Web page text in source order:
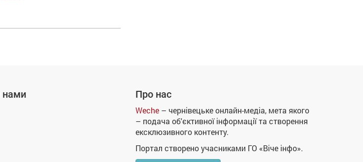
нами Про нас
Weche – чернівецьке онлайн-медіа, мета якого
– подача об'єктивної інформації та створення
ексклюзивного контенту.
Портал створено учасниками ГО «Віче інфо».